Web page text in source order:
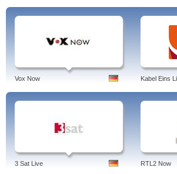
Vox Now Kabel Eins
3 Sat Live RTL2 Now